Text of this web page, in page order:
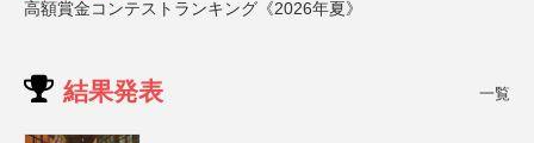
高額賞金コンテストランキング《2026年夏》
結果発表 一覧